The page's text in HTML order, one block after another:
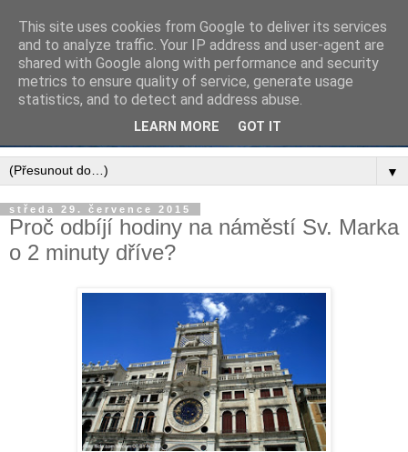
▼
středa 29. července 2015
Proč odbíjí hodiny na náměstí Sv. Marka
o 2 minuty dříve?
This site uses cookies from Google to deliver its services
and to analyze traffic. Your IP address and user-agent are
shared with Google along with performance and security
metrics to ensure quality of service, generate usage
statistics, and to detect and address abuse.
LEARN MORE GOT IT